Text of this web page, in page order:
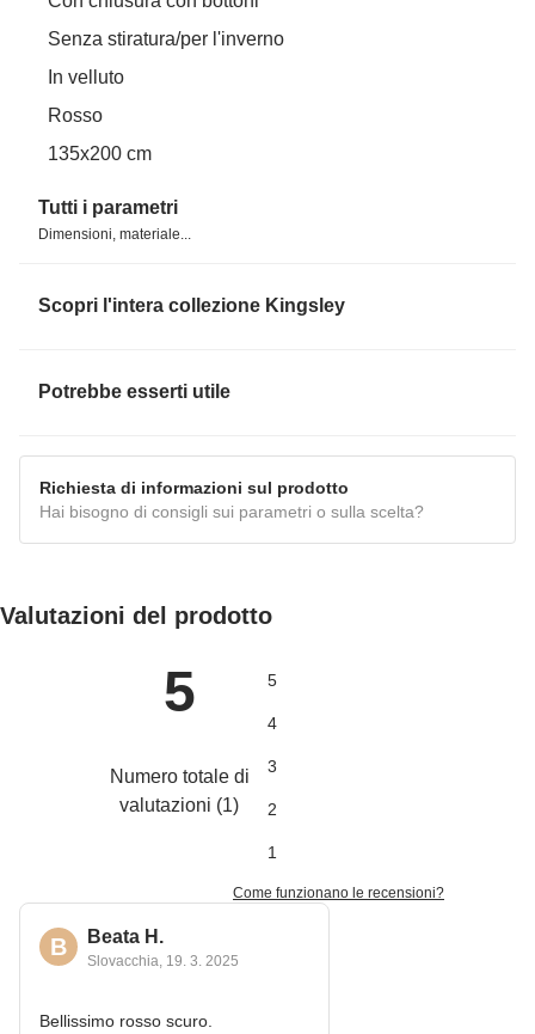
Senza stiratura/per l'inverno
In velluto
Rosso
135x200 cm
Tutti i parametri
Dimensioni, materiale...
Scopri l'intera collezione Kingsley
Potrebbe esserti utile
Richiesta di informazioni sul prodotto
Hai bisogno di consigli sui parametri o sulla scelta?
Valutazioni del prodotto
5
Numero totale di
valutazioni (1)
5
4
3
2
1
Come funzionano le recensioni?
B Beata H.
Slovacchia 19. 3. 2025
Bellissimo rosso scuro.